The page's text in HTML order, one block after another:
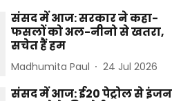
संसद में आज: सरकार ने कहा-
फसलों को अल-नीनो से खतरा,
सचेत हैं हम
Madhumita Paul 24 Jul 2026
संसद में आज: ई20 पेट्रोल से इंजन